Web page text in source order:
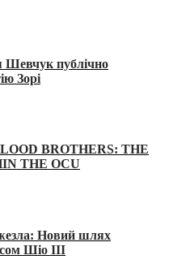
Шевчук публічно
Зорі
BROTHERS: THE
THE OCU
жезла: Новий шлях
Шіо III